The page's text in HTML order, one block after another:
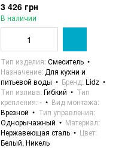
3 426 грн
В наличии
Тип изделия Смеситель
Назначение Для кухни и
питьевой воды
Бренд Lidz
Тип излива Гибкий
Тип
крепления -
Вид монтажа
Врезной
Тип управления
Однорычажный
Материал
Нержавеющая сталь
Цвет
Белый, Никель